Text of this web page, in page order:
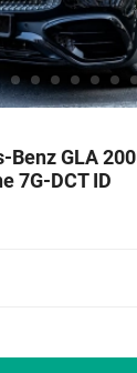
Benz GLA 200
7G-DCT ID